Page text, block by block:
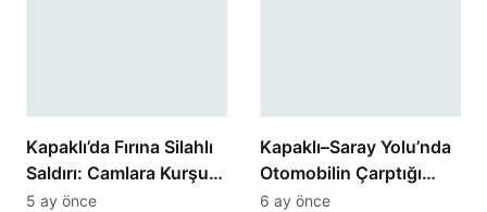
Kapaklı’da Fırına Silahlı
Saldırı: Camlara Kurşun
İsabet Etti
5 ay önce
Kapaklı–Saray Yolu’nda
Otomobilin Çarptığı
Kadın Yaralandı
6 ay önce